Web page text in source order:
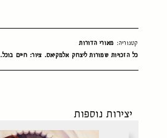
קטגוריה: מאורי הדורות
כל הזכויות שמורות ליצחק אלמקיאס. ציור: חיים בוכל.
יצירות נוספות